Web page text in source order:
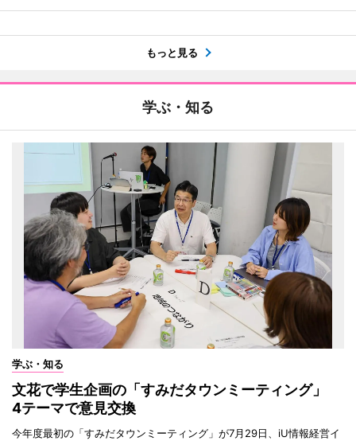
もっと見る
学ぶ・知る
学ぶ・知る
文花で学生企画の「すみだタウンミーティング」
4テーマで意見交換
今年度最初の「すみだタウンミーティング」が7月29日、iU情報経営イ